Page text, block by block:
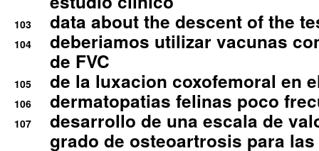
103 data about the descent of the
104
deberiamos utilizar vacunas
de FVC
105 de la luxacion coxofemoral en
106 dermatopatias felinas poco
107
desarrollo de una escala de
grado de osteoartrosis para